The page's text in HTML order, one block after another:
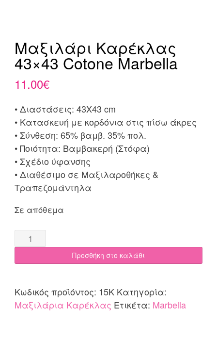
Μαξιλάρι Καρέκλας
43×43 Cotone Marbella
11.00€
• Διαστάσεις: 43X43 cm
• Κατασκευή με κορδόνια στις πίσω άκρες
• Σύνθεση: 65% βαμβ. 35% πολ.
• Ποιότητα: Βαμβακερή (Στόφα)
• Σχέδιο ύφανσης
• Διαθέσιμο σε Μαξιλαροθήκες &
Τραπεζομάντηλα
Σε απόθεμα
Μαξιλάρι
Καρέκλας
43x43
Marbella
quantity
Προσθήκη στο καλάθι
Κωδικός προϊόντος: 15K Κατηγορία:
Μαξιλάρια Καρέκλας Ετικέτα: Marbella